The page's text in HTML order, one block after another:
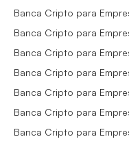
Banca Cripto para
Banca Cripto para
Banca Cripto para
Banca Cripto para
Banca Cripto para
Banca Cripto para
Banca Cripto para